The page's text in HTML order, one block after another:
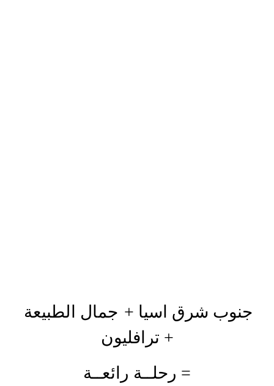
جنوب شرق اسيا + جمال الطبيعة
+ ترافليون
= رحلــة رائعــة